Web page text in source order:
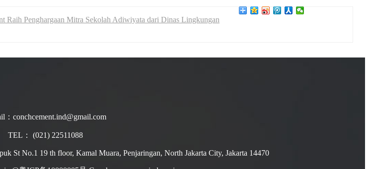
Raih Penghargaan Mitra Sekolah Adiwiyata dari Dinas Lingkungan
：conchcement.ind@gmail.com
TEL： (021) 22511088
St No.1 19 th floor, Kamal Muara, Penjaringan, North Jakarta City, Jakarta 14470